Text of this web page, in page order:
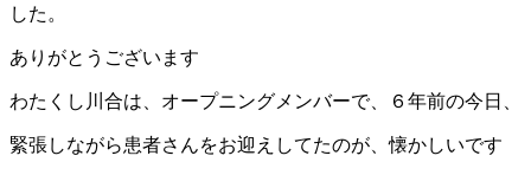
した。
ありがとうございます
わたくし川合は、オープニングメンバーで、６年前の今日、
緊張しながら患者さんをお迎えしてたのが、懐かしいです